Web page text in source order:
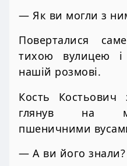
— Як ви могли з
Поверталися
тихою вулицею
нашій розмові.
Кость
глянув на
пшеничними
— А ви його знали?